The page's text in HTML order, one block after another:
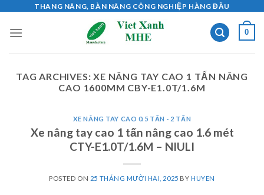
content
THANG NÂNG, BÀN NÂNG CÔNG NGHIỆP HÀNG ĐẦU
0
TAG ARCHIVES:XE NÂNG TAY CAO 1 TẤN NÂNG
CAO 1600MM CBY-E1.0T/1.6M
XE NÂNG TAY CAO 0.5 TẤN - 2 TẤN
Xe nâng tay cao 1 tấn nâng cao 1.6 mét
CTY-E1.0T/1.6M – NIULI
POSTED ON 25 THÁNG MƯỜI HAI, 2025 BY HUYEN